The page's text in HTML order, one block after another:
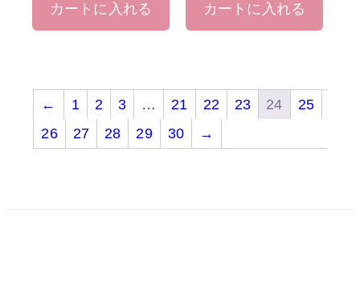
カートに入れる カートに入れる
← 1 2 3 … 21 22 23 24
25
26
27 28 29 30 →